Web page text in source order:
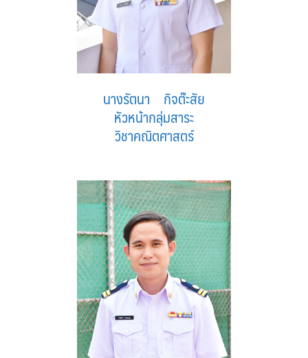
นางรัตนา กิจต๊ะสัย
หัวหน้ากลุ่มสาระ
วิชาคณิตศาสตร์